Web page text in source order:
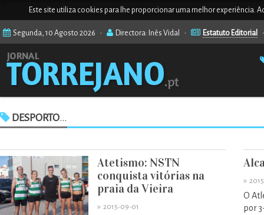
Este site utiliza cookies para lhe proporcionar uma melhor experiência.
Segunda, 10 Agosto 2026 • Directora: Inês Vidal • Estatuto Editorial
DESPORTO...
Atetismo: NSTN
conquista vitórias na
praia da Vieira
» 2015-09-01
»
O
por